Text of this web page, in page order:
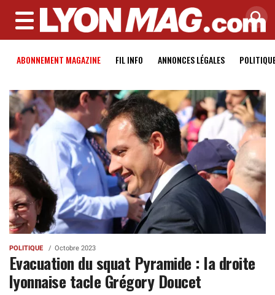
MENU
ABONNEMENT MAGAZINE FIL INFO ANNONCES LÉGALES
POLITIQUE Octobre 2023
Evacuation du squat Pyramide : la droite
lyonnaise tacle Grégory Doucet